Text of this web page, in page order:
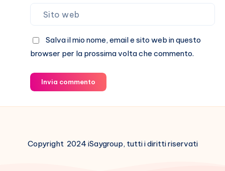
Salva il mio nome, email e sito web in questo
browser per la prossima volta che commento.
Invia commento
Copyright 2024 iSaygroup, tutti i diritti riservati